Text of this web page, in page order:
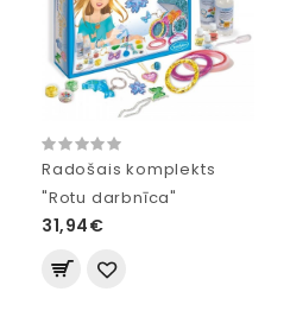
Radošais komplekts
"Rotu darbnīca"
31,94€